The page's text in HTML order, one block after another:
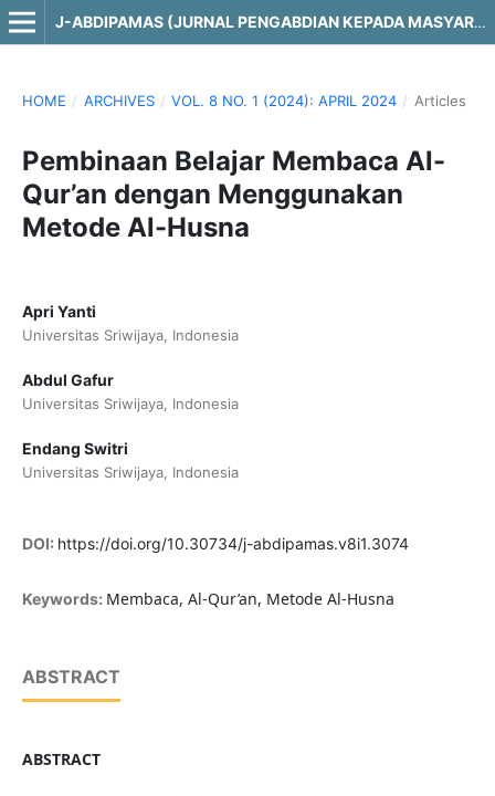
J-ABDIPAMAS (JURNAL PENGABDIAN KEPADA MASYARAKAT)
HOME / ARCHIVES / VOL. 8 NO. 1 (2024): APRIL 2024 / Articles
Pembinaan Belajar Membaca Al-
Qur’an dengan Menggunakan
Metode Al-Husna
Apri Yanti
Universitas Sriwijaya, Indonesia
Abdul Gafur
Universitas Sriwijaya, Indonesia
Endang Switri
Universitas Sriwijaya, Indonesia
DOI: https://doi.org/10.30734/j-abdipamas.v8i1.3074
Keywords: Membaca, Al-Qur’an, Metode Al-Husna
ABSTRACT
ABSTRACT